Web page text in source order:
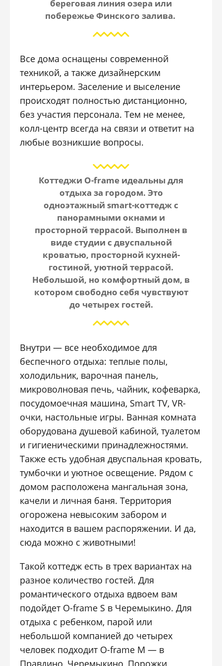
береговая линия озера или
побережье Финского залива.
Все дома оснащены современной
техникой, а также дизайнерским
интерьером. Заселение и выселение
происходят полностью дистанционно,
без участия персонала. Тем не менее,
колл-центр всегда на связи и ответит на
любые возникшие вопросы.
Коттеджи O-frame идеальны для
отдыха за городом. Это
одноэтажный smart-коттедж c
панорамными окнами и
просторной террасой. Выполнен в
виде студии с двуспальной
кроватью, просторной кухней-
гостиной, уютной террасой.
Небольшой, но комфортный дом, в
котором свободно себя чувствуют
до четырех гостей.
Внутри — все необходимое для
беспечного отдыха: теплые полы,
холодильник, варочная панель,
микроволновая печь, чайник, кофеварка,
посудомоечная машина, Smart TV, VR-
очки, настольные игры. Ванная комната
оборудована душевой кабиной, туалетом
и гигиеническими принадлежностями.
Также есть удобная двуспальная кровать,
тумбочки и уютное освещение. Рядом с
домом расположена мангальная зона,
качели и личная баня. Территория
огорожена невысоким забором и
находится в вашем распоряжении. И да,
сюда можно с животными!
Такой коттедж есть в трех вариантах на
разное количество гостей. Для
романтического отдыха вдвоем вам
подойдет O-frame S в Черемыкино. Для
отдыха с ребенком, парой или
небольшой компанией до четырех
человек подходит O-frame M — в
Правдино, Черемыкино, Порожки,